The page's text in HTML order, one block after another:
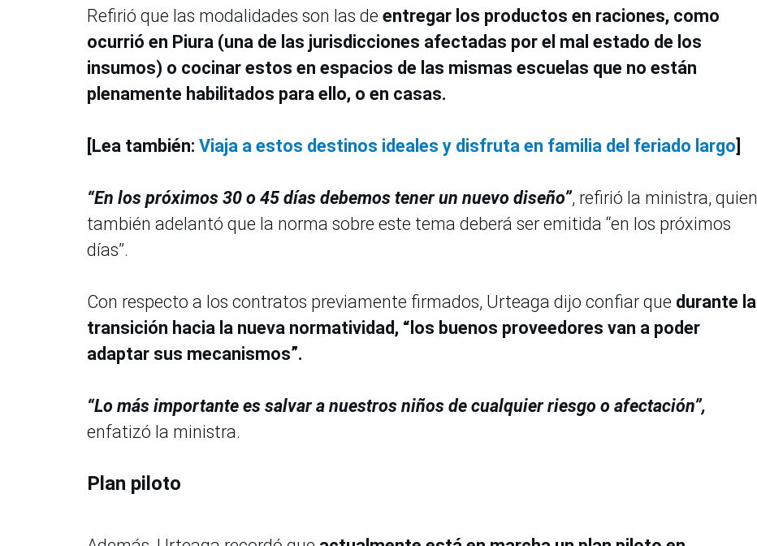
Refirió que las modalidades son las de entregar los productos en raciones, como
ocurrió en Piura (una de las jurisdicciones afectadas por el mal estado de los
insumos) o cocinar estos en espacios de las mismas escuelas que no están
plenamente habilitados para ello, o en casas.
[Lea también: Viaja a estos destinos ideales y disfruta en familia del feriado largo]
“En los próximos 30 o 45 días debemos tener un nuevo diseño”, refirió la ministra, quien
también adelantó que la norma sobre este tema deberá ser emitida “en los próximos
días”.
Con respecto a los contratos previamente firmados, Urteaga dijo confiar que durante la
transición hacia la nueva normatividad, “los buenos proveedores van a poder
adaptar sus mecanismos”.
“Lo más importante es salvar a nuestros niños de cualquier riesgo o afectación”,
enfatizó la ministra.
Plan piloto